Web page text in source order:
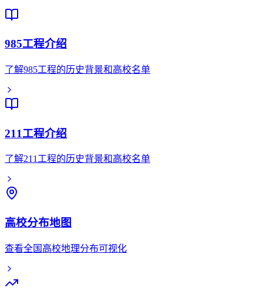
985工程介绍
了解985工程的历史背景和高校名单
211工程介绍
了解211工程的历史背景和高校名单
高校分布地图
查看全国高校地理分布可视化